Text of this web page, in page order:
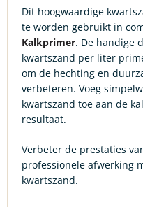
Dit hoogwaardige
te worden gebruikt in
Kalkprimer. De handige
kwartszand per liter
om de hechting en
verbeteren. Voeg
kwartszand toe aan de
resultaat.
Verbeter de prestaties
professionele afwerking
kwartszand.